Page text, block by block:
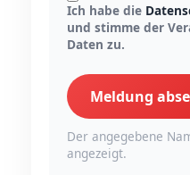
Ich habe die
und stimme der
Daten zu.
Meldung
Der angegebene
angezeigt.